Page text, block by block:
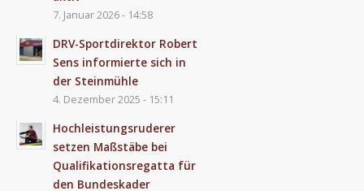
7. Januar 2026 - 14:58
DRV-Sportdirektor Robert
Sens informierte sich in
der Steinmühle
4. Dezember 2025 - 15:11
Hochleistungsruderer
setzen Maßstäbe bei
Qualifikationsregatta für
den Bundeskader